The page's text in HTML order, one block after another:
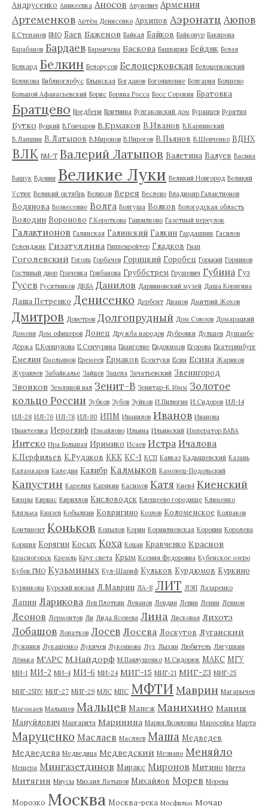
Андрусенко Аникеевка Аносов Апуневич Армения
Артеменков Артём Денисенко Архипов Аэронатц Аюпов
Б.Степанов БМО Баев Баженов Байкал Байков Байконур Бакирова
Барабанов Бардаев Бармичева Баскова Башкирия Бейдик Белая
Белкард Белкин Белорусов Белоцерковская Белоцерковский
Белякова Библиоглобус Блынская Богданов Богоявление Болгария Болшево
Большой Афанасьевский Борис Боряна Росса Босс Сорокин Братовка
Братцево Бредбери Бритвина Булгаковский дом Буранцев Бурятия
Бутко Буцкий В.Гончаров В.Ермаков В.Иванов В.Карпинский
В.Лапшин В.Латыпов В.Миронов В.Пирогов В.Пьянов В.Шевченко ВДНХ
ВЛК ВМ-Т Валерий Латыпов Валетина Валуев Васина
Ващук Вдовин Великие Луки Великий Новгород Великий
Устюг Великий октябрь Велихов Верея Веслево Владимир Галактионов
Водянова Вознесение Волга Волгуша Волков Вологодская область
Володин Вороново Г.Короткова Гаврилково Газетный переулок
Галактионов Галинская Галинский Галкин Гардашник Гасилов
Геленджик Гизатуллина Гиппенрейтер Гладков Гнап
Гоголевский Гоголь Горбачев Горицкий Горобец Горький Горяинов
Гостиный двор Грачевка Грибанова Груббстрем Грушевич Губина Гуз
Гусев Гусятников ДКБА Данилов Дарвиновский музей Даша Корягина
Даша Петренко Денисенко Дербент Дианов Дмитрий Жохов
Дмитров Доветров Долгопрудный Дом Союзов Домарацкий
Домени Дом офицеров Донец Дружба народов Дубровки Дульцев Душанбе
Дёржа Е.Коршунова Е.Сенчурина Евангелие Евдокимов Егорова Екатеринбург
Емелин Емельянов Еремеев Ермаков Есентуки Есин Есина Жариков
Журавлев Забайкалье Зайцев Зацепа Зачатьевский Звенигород
Звонков Земляной вал Зенит-В Зенитар-К 16мм Золотое
кольцо России Зубков Зубов Зуйков И.Пилюгин И.Сидоров ИЛ-14
ИЛ-28 ИЛ-76 ИЛ-78 ИЛ-80 ИПМ Иванилов Иванов Иванова
Ивантеевка Иероглиф Измайлово Ильина Ильинский Император ВАВА
Интеко Ира Большая Иримико Исаев Истра Ичалова
К.Перфильев К.Рудаков ККК КС-1 КСП Кавказ Кадышевский Казань
Каламкаров Каледин Калибр Калмыков Каменец-Подольский
Капустин Карелия Карякин Касимов Катя Киев4 Киенский
Кимры Кирвас Кириллов Кисловодск Клещеево городище Клименко
Клязьма Князев Кобылкин Ковригино Козлов Коломенское Колпаков
Континент Коньков Копылов Корин Корнилиевская Коровин Королева
Коршия Корягин Косых Коха Коцан Кравченко Краснов
Красногорск Кремль Круг света Крым Ксения Федоровна Кубенское озеро
Кубок ГМО Кузьминых Кул-Шариф Кульков Курдюмов Куркино
Курникова Курский вокзал Л.Маврин ЛА-8 ЛИТ ЛЭП Лазаренко
Лапин Ларикова Лев Плоткин Леванов Левдин Левин Ленин Леннон
Леонов Лермонтов Ли Лида Ясенева Лина Лисковая Лихотэ
Лобашов Лопатков Лосев Лосева Лоскутов Луганский
Лужники Лукашенко Лукичев Лукоянова Лух Лыхин Любитель Лягушкин
Лёнька М'АРС М.Найдорф М.Павлушенко М.Сидорюк МАКС МГУ
МИ-1 МИ-2 МИ-4 МИ-6 МИ-24 МИГ-15 МИГ-21 МИГ-23 МИГ-25
МИГ-25ПУ МИГ-27 МИГ-29 МЛС МПС МФТИ Маврин Магарычев
Магомаев Малышев Мальцев Манеж Манихино Маниш
Мануйлович Маргарита Маринина Мария Яковлевна Маросейка Марта
Маруценко Маслаев Масляев Маша Медведев
Медведева Медведица Медведский Мезиано Меняйло
Мещера Мингазетдинов Миракс Миронов Митино Митта
Митягин Миусы Михаил Латыпов Михайлов Морев Морева
Морозко Москва Москва-река Мосфильм Мочар